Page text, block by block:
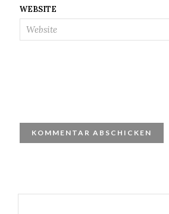
WEBSITE